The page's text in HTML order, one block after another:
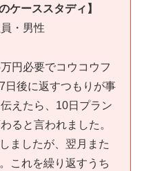
ケーススタディ】
・男性
円必要でコウコウフ
日後に返すつもりが事
えたら、10日プラン
ると言われました。
ましたが、翌月また
これを繰り返すうち